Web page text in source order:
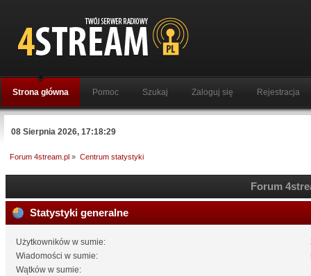
Strona główna Pomoc Szukaj Zaloguj się Rejestracja
08 Sierpnia 2026, 17:18:29
Forum 4stream.pl » Centrum statystyki
Forum
Statystyki generalne
Użytkowników w sumie:
Wiadomości w sumie:
Wątków w sumie: